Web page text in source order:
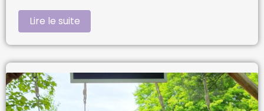
Lire le suite